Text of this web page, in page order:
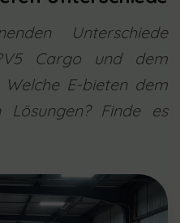
Unterschiede
Cargo und dem
E-bieten dem
Finde es